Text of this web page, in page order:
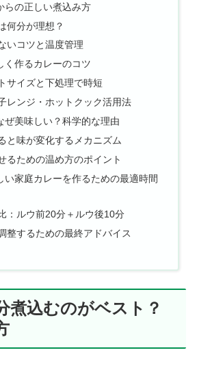
らの正しい煮込み方
何分が理想？
いコツと温度管理
く作るカレーのコツ
サイズと下処理で時短
レンジ・ホットクック活用法
ぜ美味しい？科学的な理由
と味が変化するメカニズム
るための温め方のポイント
い家庭カレーを作るための最適時間
：ルウ前20分＋ルウ後10分
整するための最終アドバイス
煮込むのがベスト？